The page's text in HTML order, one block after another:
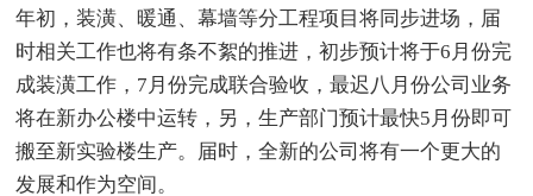
年初，装潢、暖通、幕墙等分工程项目将同步进场，届
时相关工作也将有条不絮的推进，初步预计将于6月份完
成装潢工作，7月份完成联合验收，最迟八月份公司业务
将在新办公楼中运转，另，生产部门预计最快5月份即可
搬至新实验楼生产。届时，全新的公司将有一个更大的
发展和作为空间。